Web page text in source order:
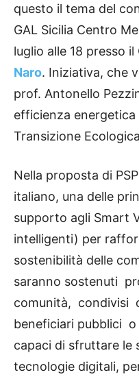
questo il tema del
GAL Sicilia Centro
luglio alle 18 presso
Naro. Iniziativa, che
prof. Antonello
efficienza
Transizione
Nella proposta di
italiano, una delle
supporto agli Smart
intelligenti) per
sostenibilità delle
saranno sostenuti
comunità,
beneficiari pubblici
capaci di sfruttare le
tecnologie digitali,